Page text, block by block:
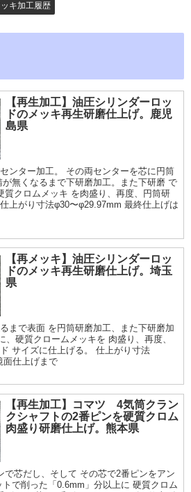
キ加工履歴
【再生加工】油圧シリンダーロッ
ドのメッキ再生研磨仕上げ。鹿児
島県
ンター加工。 その両センターを芯に円筒
無くなるまで下研磨加工。また下研磨 で
質クロムメッキ を肉盛り、再度、円筒研
上がり寸法φ30〜φ29.97mm 最終仕上げは
【再メッキ】油圧シリンダーロッ
ドのメッキ再生研磨仕上げ。埼玉
県
まで表面 を円筒研磨加工、また下研磨加
、硬質クロームメッキを 肉盛り、再度、
サイズに仕上げる。 仕上がり寸法
面仕上げまで
【再生加工】コマツ 4気筒クラン
クシャフトの2番ピンを硬質クロム
肉盛り研磨仕上げ。熊本県
で芯だし、そして その芯で2番ピンをアン
で削った「0.6mm」分以上に 硬質クロム